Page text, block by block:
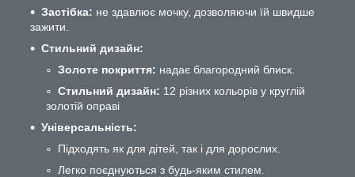
Застібка: не здавлює мочку, дозволяючи їй швидше
зажити.
Стильний дизайн:
Золоте покриття: надає благородний блиск.
Стильний дизайн: 12 різних кольорів у круглій
золотій оправі
Універсальність:
Підходять як для дітей, так і для дорослих.
Легко поєднуються з будь-яким стилем.